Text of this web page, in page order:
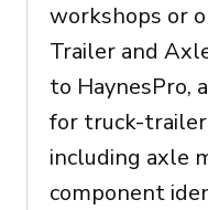
workshops or
Trailer and
to HaynesPro,
for truck-
including axle
component